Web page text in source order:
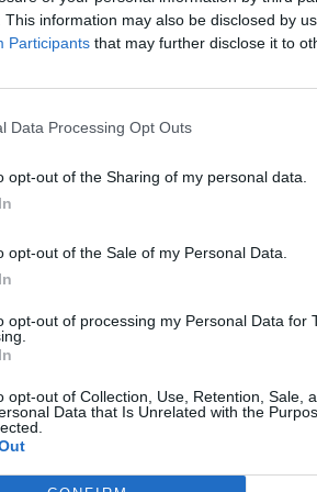
This information may also be disclosed by
Participants that may further disclose it to
Data Processing Opt Outs
opt-out of the Sharing of my personal data.
opt-out of the Sale of my Personal Data.
opt-out of processing my Personal Data for
opt-out of Collection, Use, Retention, Sale,
Data that Is Unrelated with the
Warszawie.
dla milionów polskich rodzin. ZUS
2026 12:56
ad